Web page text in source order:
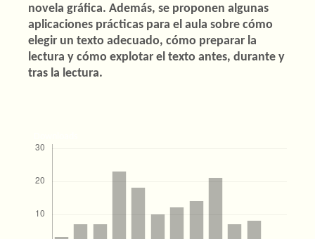
novela gráfica. Además, se proponen algunas
aplicaciones prácticas para el aula sobre cómo
elegir un texto adecuado, cómo preparar la
lectura y cómo explotar el texto antes, durante y
tras la lectura.